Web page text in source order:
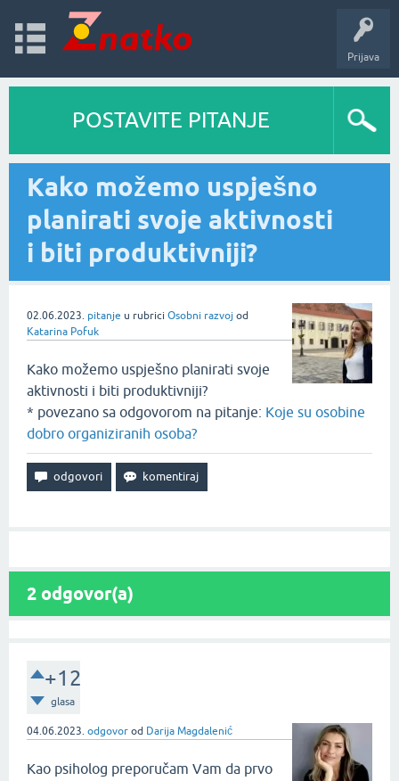
Prijava
POSTAVITE PITANJE
Kako možemo uspješno
planirati svoje aktivnosti
i biti produktivniji?
02.06.2023. pitanje u rubrici Osobni razvoj od
Katarina Pofuk
Kako možemo uspješno planirati svoje
aktivnosti i biti produktivniji?
* povezano sa odgovorom na pitanje: Koje su osobine
dobro organiziranih osoba?
2 odgovor(a)
+12
glasa
04.06.2023. odgovor od Darija Magdalenić
Kao psiholog preporučam Vam da prvo